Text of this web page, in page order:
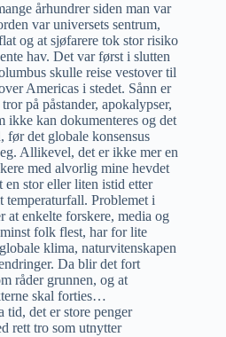
århundrer siden man var
var universets sentrum,
og at sjøfarere tok stor risiko
hav. Det var først i slutten
skulle reise vestover til
Americas i stedet. Sånn er
på påstander, apokalypser,
ikke kan dokumenteres og det
før det globale konsensus
Allikevel, det er ikke mer en
med alvorlig mine hevdet
en stor eller liten istid etter
temperaturfall. Problemet i
at enkelte forskere, media og
folk flest, har for lite
klima, naturvitenskapen
Da blir det fort
råder grunnen, og at
skal forties…
tid, det er store penger
rett tro som utnytter